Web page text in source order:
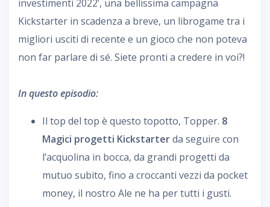
investimenti 2022’, una bellissima campagna
Kickstarter in scadenza a breve, un librogame tra i
migliori usciti di recente e un gioco che non poteva
non far parlare di sé. Siete pronti a credere in voi?!
In questo episodio:
Il top del top è questo topotto, Topper. 8
Magici progetti Kickstarterda seguire con
l’acquolina in bocca, da grandi progetti da
mutuo subito, fino a croccanti vezzi da pocket
money, il nostro Ale ne ha per tutti i gusti.